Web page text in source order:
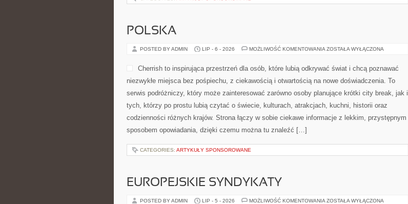
POLSKA
POSTED BY ADMIN LIP - 6 - 2026 MOŻLIWOŚĆ KOMENTOWANIA POLSKA
ZOSTAŁA WYŁĄCZONA
Cherrish to inspirująca przestrzeń dla osób, które lubią odkrywać świat i chcą poznawać
niezwykłe miejsca bez pośpiechu, z ciekawością i otwartością na nowe doświadczenia. To
serwis podróżniczy, który może zainteresować zarówno osoby planujące krótki city break, jak i
tych, którzy po prostu lubią czytać o świecie, kulturach, atrakcjach, kuchni, historii oraz
codzienności różnych krajów. Strona łączy w sobie ciekawe informacje z lekkim, przystępnym
sposobem opowiadania, dzięki czemu można tu znaleźć […]
CATEGORIES: ARTYKUŁY SPONSOROWANE
EUROPEJSKIE SYNDYKATY
POSTED BY ADMIN LIP - 5 - 2026 MOŻLIWOŚĆ KOMENTOWANIA EUROPEJSKIE
ZOSTAŁA WYŁĄCZONA